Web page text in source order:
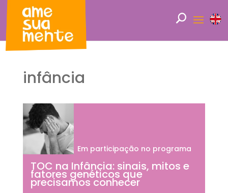
infância
TOC na Infância: sinais, mitos e
fatores genéticos que
precisamos conhecer
Em participação no programa